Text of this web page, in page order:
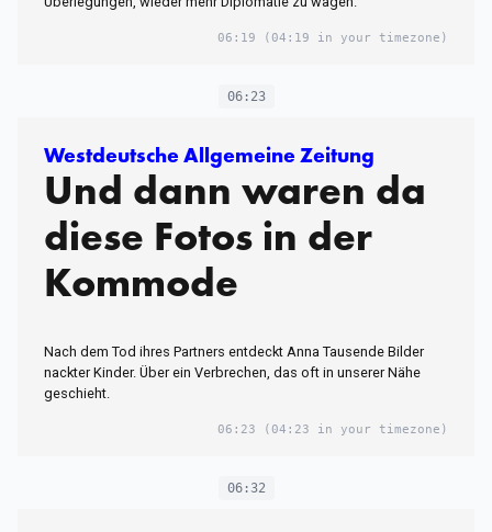
06:19 (04:19 in your timezone)
06:23
Westdeutsche Allgemeine Zeitung
Und dann waren da
diese Fotos in der
Kommode
Nach dem Tod ihres Partners entdeckt Anna Tausende Bilder
nackter Kinder. Über ein Verbrechen, das oft in unserer Nähe
geschieht.
06:23 (04:23 in your timezone)
06:32